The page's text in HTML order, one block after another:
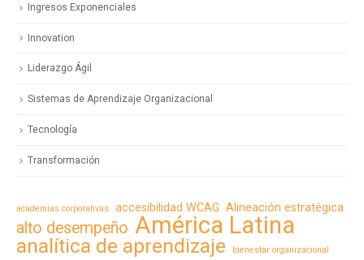
Ingresos Exponenciales
Innovation
Liderazgo Ágil
Sistemas de Aprendizaje Organizacional
Tecnología
Transformación
academias corporativas accesibilidad WCAG Alineación estratégica
alto desempeño América Latina
analítica de aprendizaje
bienestar organizacional